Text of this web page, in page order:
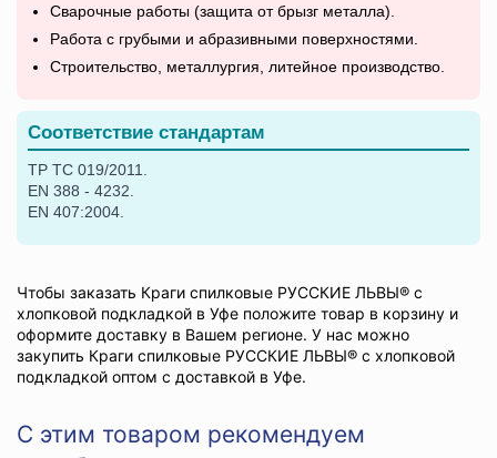
Сварочные работы (защита от брызг металла).
Работа с грубыми и абразивными поверхностями.
Строительство, металлургия, литейное производство.
Соответствие стандартам
ТР ТС 019/2011.
EN 388 - 4232.
EN 407:2004.
Чтобы заказать Краги спилковые РУССКИЕ ЛЬВЫ® с
хлопковой подкладкой в Уфе положите товар в корзину и
оформите доставку в Вашем регионе. У нас можно
закупить Краги спилковые РУССКИЕ ЛЬВЫ® с хлопковой
подкладкой оптом с доставкой в Уфе.
С этим товаром рекомендуем